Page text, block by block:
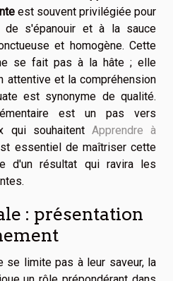
est souvent privilégiée pour
de s'épanouir et à la sauce
et homogène. Cette
se fait pas à la hâte ; elle
attentive et la compréhension
est synonyme de qualité.
est un pas vers
qui souhaitent Apprendre à
essentiel de maîtriser cette
d'un résultat qui ravira les
: présentation
se limite pas à leur saveur, la